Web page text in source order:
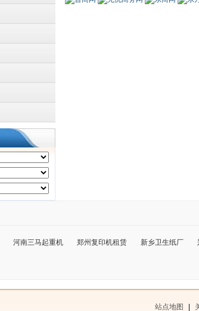
河南三马起重机 郑州复印机租赁 新乡卫生纸厂
站点地图